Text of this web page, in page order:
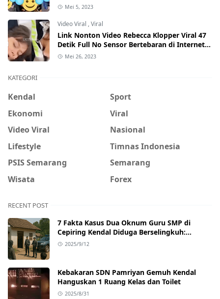
Mei 5, 2023
Video Viral ,Viral
Link Nonton Video Rebecca Klopper Viral 47
Detik Full No Sensor Bertebaran di Internet,
Hati-Hati Phising!
Mei 26, 2023
KATEGORI
Kendal
Sport
Ekonomi
Viral
Video Viral
Nasional
Lifestyle
Timnas Indonesia
PSIS Semarang
Semarang
Wisata
Forex
RECENT POST
7 Fakta Kasus Dua Oknum Guru SMP di
Cepiring Kendal Diduga Berselingkuh:
Kronologi, Pengakuan, hingga Sanksi
2025/9/12
Kebakaran SDN Pamriyan Gemuh Kendal
Hanguskan 1 Ruang Kelas dan Toilet
2025/8/31